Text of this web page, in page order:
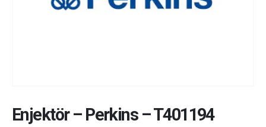
Enjektör– Perkins–T401194